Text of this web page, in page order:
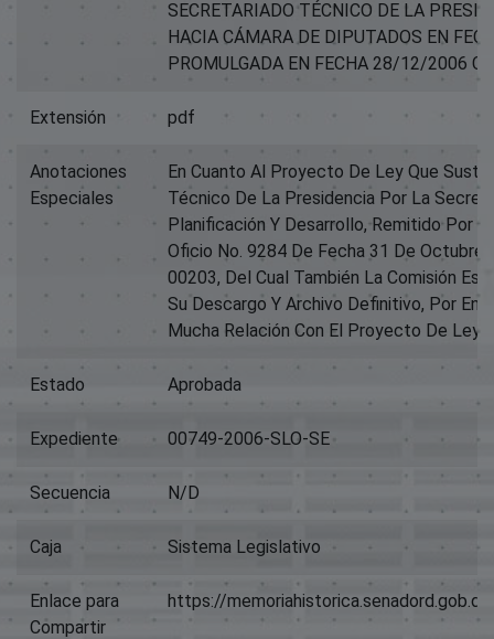
SECRETARIADO TÉCNICO DE LA
HACIA CÁMARA DE DIPUTADOS EN
PROMULGADA EN FECHA 28/12/2006
Extensión pdf
Anotaciones
Especiales
En Cuanto Al Proyecto De Ley Que
Técnico De La Presidencia Por La
Planificación Y Desarrollo, Remitido Por
Oficio No. 9284 De Fecha 31 De Octubre
00203, Del Cual También La Comisión
Su Descargo Y Archivo Definitivo, Por
Mucha Relación Con El Proyecto De Ley
Estado Aprobada
Expediente 00749-2006-SLO-SE
Secuencia N/D
Caja Sistema Legislativo
Enlace para
Compartir
https://